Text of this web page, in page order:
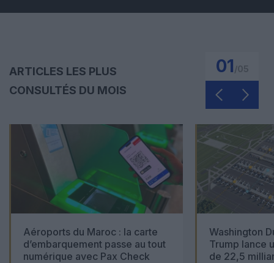
ARTICLES LES PLUS
CONSULTÉS DU MOIS
01
Aéroports du Maroc : la carte
d’embarquement passe au tout
numérique avec Pax Check
Washington
Trump lance
de 22,5